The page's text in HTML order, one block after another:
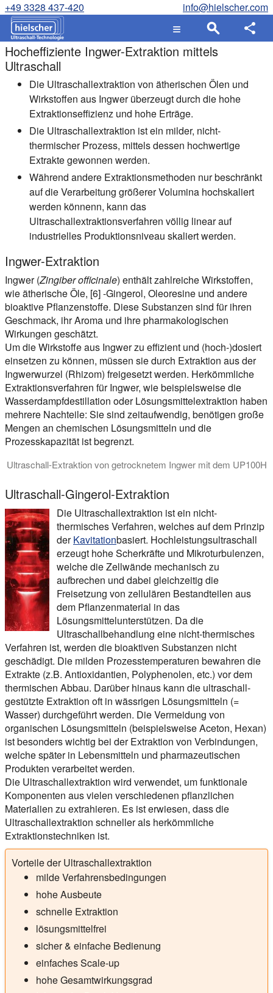
+49 3328 437-420 info@hielscher.com
Hocheffiziente Ingwer-Extraktion mittels
Ultraschall
Die Ultraschallextraktion von ätherischen Ölen und
Wirkstoffen aus Ingwer überzeugt durch die hohe
Extraktionseffizienz und hohe Erträge.
Die Ultraschallextraktion ist ein milder, nicht-
thermischer Prozess, mittels dessen hochwertige
Extrakte gewonnen werden.
Während andere Extraktionsmethoden nur beschränkt
auf die Verarbeitung größerer Volumina hochskaliert
werden könnenn, kann das
Ultraschallextraktionsverfahren völlig linear auf
industrielles Produktionsniveau skaliert werden.
Ingwer-Extraktion
Ingwer (Zingiber officinale) enthält zahlreiche Wirkstoffen,
wie ätherische Öle, [6] -Gingerol, Oleoresine und andere
bioaktive Pflanzenstoffe. Diese Substanzen sind für ihren
Geschmack, ihr Aroma und ihre pharmakologischen
Wirkungen geschätzt.
Um die Wirkstoffe aus Ingwer zu effizient und (hoch-)dosiert
einsetzen zu können, müssen sie durch Extraktion aus der
Ingwerwurzel (Rhizom) freigesetzt werden. Herkömmliche
Extraktionsverfahren für Ingwer, wie beispielsweise die
Wasserdampfdestillation oder Lösungsmittelextraktion haben
mehrere Nachteile: Sie sind zeitaufwendig, benötigen große
Mengen an chemischen Lösungsmitteln und die
Prozesskapazität ist begrenzt.
Ultraschall-Extraktion von getrocknetem Ingwer mit dem UP100H
Ultraschall-Gingerol-Extraktion
Die Ultraschallextraktion ist ein nicht-
thermisches Verfahren, welches auf dem Prinzip
derKavitationbasiert. Hochleistungsultraschall
erzeugt hohe Scherkräfte und Mikroturbulenzen,
welche die Zellwände mechanisch zu
aufbrechen und dabei gleichzeitig die
Freisetzung von zellulären Bestandteilen aus
dem Pflanzenmaterial in das
Lösungsmittelunterstützen. Da die
Ultraschallbehandlung eine nicht-thermisches
Verfahren ist, werden die bioaktiven Substanzen nicht
geschädigt. Die milden Prozesstemperaturen bewahren die
Extrakte (z.B. Antioxidantien, Polyphenolen, etc.) vor dem
thermischen Abbau. Darüber hinaus kann die ultraschall-
gestützte Extraktion oft in wässrigen Lösungsmitteln (=
Wasser) durchgeführt werden. Die Vermeidung von
organischen Lösungsmitteln (beispielsweise Aceton, Hexan)
ist besonders wichtig bei der Extraktion von Verbindungen,
welche später in Lebensmitteln und pharmazeutischen
Produkten verarbeitet werden.
Die Ultraschallextraktion wird verwendet, um funktionale
Komponenten aus vielen verschiedenen pflanzlichen
Materialien zu extrahieren. Es ist erwiesen, dass die
Ultraschallextraktion schneller als herkömmliche
Extraktionstechniken ist.
Vorteile der Ultraschallextraktion
milde Verfahrensbedingungen
hohe Ausbeute
schnelle Extraktion
lösungsmittelfrei
sicher & einfache Bedienung
einfaches Scale-up
hohe Gesamtwirkungsgrad